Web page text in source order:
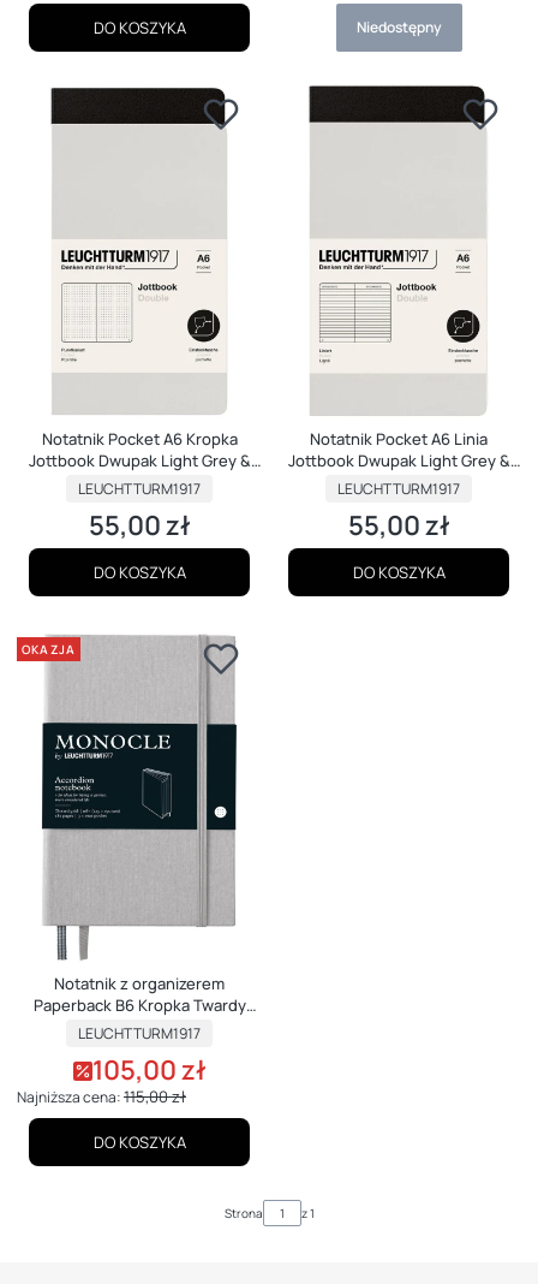
DO KOSZYKA Niedostępny
Notatnik Pocket A6 Kropka
Jottbook Dwupak Light Grey &
Black
PRODUCENT
LEUCHTTURM1917
Cena
55,00 zł
DO KOSZYKA
Notatnik Pocket A6 Linia
Jottbook Dwupak Light Grey &
Black
PRODUCENT
LEUCHTTURM1917
Cena
55,00 zł
DO KOSZYKA
OKAZJA
Notatnik z organizerem
Paperback B6 Kropka Twardy
Monocle JASNOSZARY
PRODUCENT
LEUCHTTURM1917
Cena promocyjna
105,00 zł
Najniższa cena:115,00 zł
DO KOSZYKA
Strona z 1